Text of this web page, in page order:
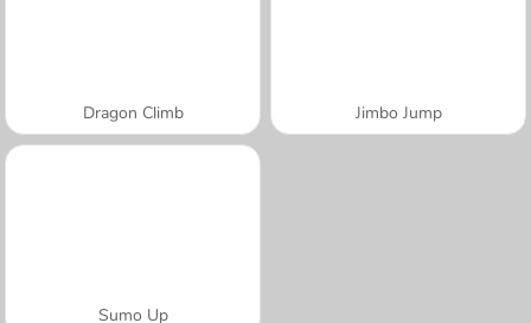
Dragon Climb Jimbo Jump
Sumo Up